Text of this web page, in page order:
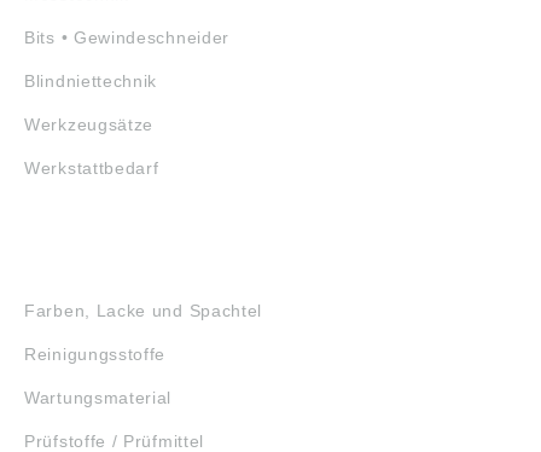
Bits • Gewindeschneider
Blindniettechnik
Werkzeugsätze
Werkstattbedarf
Farben, Lacke und Spachtel
Reinigungsstoffe
Wartungsmaterial
Prüfstoffe / Prüfmittel